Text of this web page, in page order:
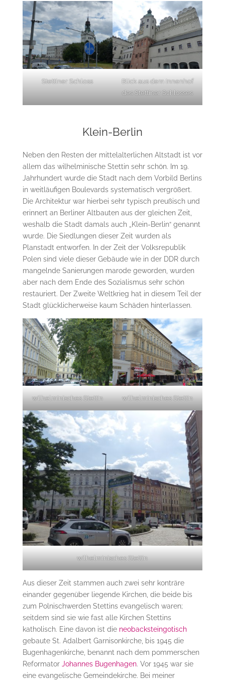
Stettiner Schloss
Blick aus dem Innenhof
des Stettiner Schlosses
Klein-Berlin
Neben den Resten der mittelalterlichen Altstadt ist vor
allem das wilhelminische Stettin sehr schön. Im 19.
Jahrhundert wurde die Stadt nach dem Vorbild Berlins
in weitläufigen Boulevards systematisch vergrößert.
Die Architektur war hierbei sehr typisch preußisch und
erinnert an Berliner Altbauten aus der gleichen Zeit,
weshalb die Stadt damals auch „Klein-Berlin“ genannt
wurde. Die Siedlungen dieser Zeit wurden als
Planstadt entworfen. In der Zeit der Volksrepublik
Polen sind viele dieser Gebäude wie in der DDR durch
mangelnde Sanierungen marode geworden, wurden
aber nach dem Ende des Sozialismus sehr schön
restauriert. Der Zweite Weltkrieg hat in diesem Teil der
Stadt glücklicherweise kaum Schäden hinterlassen.
wilhelminisches Stettin wilhelminisches Stettin
wilhelminisches Stettin
Aus dieser Zeit stammen auch zwei sehr konträre
einander gegenüber liegende Kirchen, die beide bis
zum Polnischwerden Stettins evangelisch waren;
seitdem sind sie wie fast alle Kirchen Stettins
katholisch. Eine davon ist die neobacksteingotisch
gebaute St. Adalbert Garnisonkirche, bis 1945 die
Bugenhagenkirche, benannt nach dem pommerschen
Reformator Johannes Bugenhagen. Vor 1945 war sie
eine evangelische Gemeindekirche. Bei meiner